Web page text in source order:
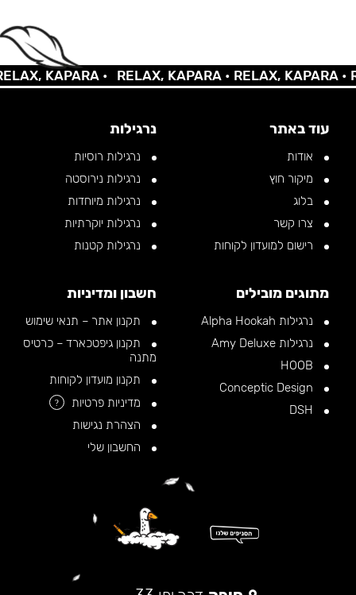
KAPARA • RELAX, KAPARA •RELAX, KAPARA •
עוד באתר
אודות
מיקור חוץ
בלוג
צרו קשר
רישום למועדון לקוחות
נרגילות
נרגילות רוסיות
נרגילות נירוסטה
נרגילות מיוחדות
נרגילות יוקרתיות
נרגילות קטנות
מתוגים מובילים
נרגילות Alpha Hookah
נרגילות Amy Deluxe
חשבון ומדיניות
תקנון אתר – תנאי שימוש
תקנון גיפטכארד – כרטיס
מתנה
תקנון מועדון לקוחות
מדיניות פרטיות
?
הצהרת נגישות
החשבון שלי